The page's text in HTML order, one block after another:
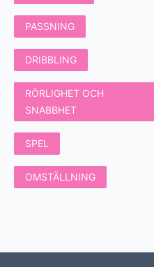
PASSNING
DRIBBLING
RÖRLIGHET OCH
SNABBHET
SPEL
OMSTÄLLNING